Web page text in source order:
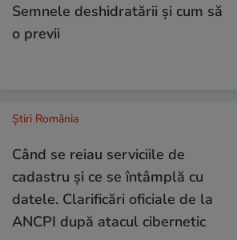
Semnele deshidratării și cum să
o previi
Știri România
Când se reiau serviciile de
cadastru și ce se întâmplă cu
datele. Clarificări oficiale de la
ANCPI după atacul cibernetic